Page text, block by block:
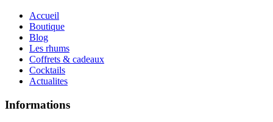
Accueil
Boutique
Blog
Les rhums
Coffrets & cadeaux
Cocktails
Actualites
Informations